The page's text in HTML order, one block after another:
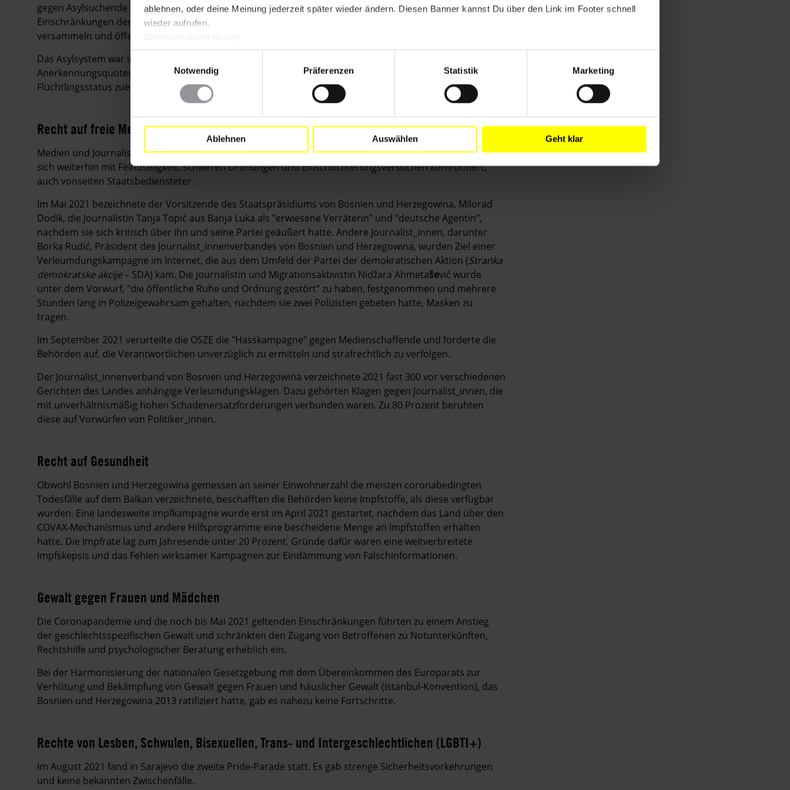
ablehnen, oder deine Meinung jederzeit später wieder ändern. Diesen Banner kannst Du über den Link im Footer schnell
wieder aufrufen.
Einwilligungsauswahl
Notwendig
Präferenzen Statistik Marketing
Ablehnen Auswählen Geht klar
gegen Asylsuchende und Migrant_innen verhängten Maßnahmen, zu denen auch rechtswidrige
Einschränkungen der Bewegungsfreiheit gehörten sowie das Verbot, sich auf öffentlichen Plätzen zu
versammeln und öffentliche Verkehrsmittel zu benutzen, blieben bestehen.
Das Asylsystem war infolge der fortbestehenden institutionellen Mängel und der extrem niedrigen
Anerkennungsquoten nach wie vor weitgehend ineffektiv. So wurde im Jahr 2021 nur drei Personen der
Flüchtlingsstatus zuerkannt.
Recht auf freie Meinungsäußerung
Medien und Journalist_innen, die über Korruption, Kriegsverbrechen und Migration berichteten, sahen
sich weiterhin mit Feindseligkeit, schweren Drohungen und Einschüchterungsversuchen konfrontiert,
auch vonseiten Staatsbediensteter.
Im Mai 2021 bezeichnete der Vorsitzende des Staatspräsidiums von Bosnien und Herzegowina, Milorad
Dodik, die Journalistin Tanja Topić aus Banja Luka als "erwiesene Verräterin" und "deutsche Agentin",
nachdem sie sich kritisch über ihn und seine Partei geäußert hatte. Andere Journalist_innen, darunter
Borka Rudić, Präsident des Journalist_innenverbandes von Bosnien und Herzegowina, wurden Ziel einer
Verleumdungskampagne im Internet, die aus dem Umfeld der Partei der demokratischen Aktion (Stranka
demokratske akcije– SDA) kam. Die Journalistin und Migrationsaktivistin Nidžara Ahmetašević wurde
unter dem Vorwurf, "die öffentliche Ruhe und Ordnung gestört" zu haben, festgenommen und mehrere
Stunden lang in Polizeigewahrsam gehalten, nachdem sie zwei Polizisten gebeten hatte, Masken zu
tragen.
Im September 2021 verurteilte die OSZE die "Hasskampagne" gegen Medienschaffende und forderte die
Behörden auf, die Verantwortlichen unverzüglich zu ermitteln und strafrechtlich zu verfolgen.
Der Journalist_innenverband von Bosnien und Herzegowina verzeichnete 2021 fast 300 vor verschiedenen
Gerichten des Landes anhängige Verleumdungsklagen. Dazu gehörten Klagen gegen Journalist_innen, die
mit unverhältnismäßig hohen Schadenersatzforderungen verbunden waren. Zu 80 Prozent beruhten
diese auf Vorwürfen von Politiker_innen.
Recht auf Gesundheit
Obwohl Bosnien und Herzegowina gemessen an seiner Einwohnerzahl die meisten coronabedingten
Todesfälle auf dem Balkan verzeichnete, beschafften die Behörden keine Impfstoffe, als diese verfügbar
wurden. Eine landesweite Impfkampagne wurde erst im April 2021 gestartet, nachdem das Land über den
COVAX-Mechanismus und andere Hilfsprogramme eine bescheidene Menge an Impfstoffen erhalten
hatte. Die Impfrate lag zum Jahresende unter 20 Prozent. Gründe dafür waren eine weitverbreitete
Impfskepsis und das Fehlen wirksamer Kampagnen zur Eindämmung von Falschinformationen.
Gewalt gegen Frauen und Mädchen
Die Coronapandemie und die noch bis Mai 2021 geltenden Einschränkungen führten zu einem Anstieg
der geschlechtsspezifischen Gewalt und schränkten den Zugang von Betroffenen zu Notunterkünften,
Rechtshilfe und psychologischer Beratung erheblich ein.
Bei der Harmonisierung der nationalen Gesetzgebung mit dem Übereinkommen des Europarats zur
Verhütung und Bekämpfung von Gewalt gegen Frauen und häuslicher Gewalt (Istanbul-Konvention), das
Bosnien und Herzegowina 2013 ratifiziert hatte, gab es nahezu keine Fortschritte.
Rechte von Lesben, Schwulen, Bisexuellen, Trans- und Intergeschlechtlichen (LGBTI+)
Im August 2021 fand in Sarajevo die zweite Pride-Parade statt. Es gab strenge Sicherheitsvorkehrungen
und keine bekannten Zwischenfälle.